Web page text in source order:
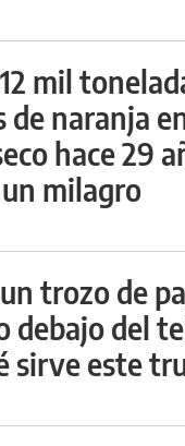
mil
de naranja
hace 29
milagro
trozo de
debajo del
sirve este